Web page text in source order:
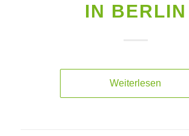
IN BERLIN
Weiterlesen